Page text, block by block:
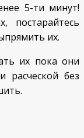
5-ти минут!
постарайтесь
их.
их пока они
расческой без